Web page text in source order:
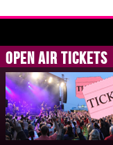
Open Air Tickets